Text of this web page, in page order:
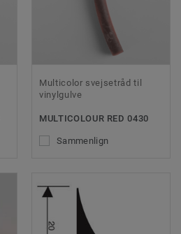
Multicolor svejsetråd til
vinylgulve
MULTICOLOUR RED 0430
Sammenlign